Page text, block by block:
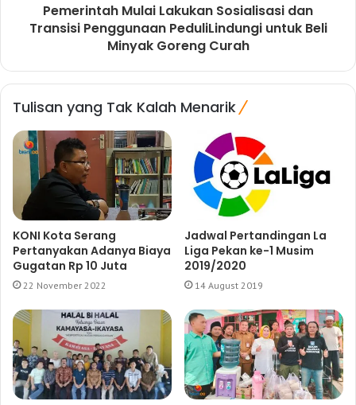
Pemerintah Mulai Lakukan Sosialisasi dan
Transisi Penggunaan PeduliLindungi untuk Beli
Minyak Goreng Curah
Tulisan yang Tak Kalah Menarik
KONI Kota Serang
Pertanyakan Adanya Biaya
Gugatan Rp 10 Juta
22 November 2022
Jadwal Pertandingan La
Liga Pekan ke-1 Musim
2019/2020
14 August 2019